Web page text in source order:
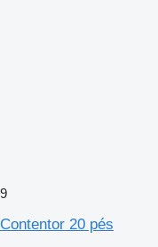
9
Contentor 20 pés